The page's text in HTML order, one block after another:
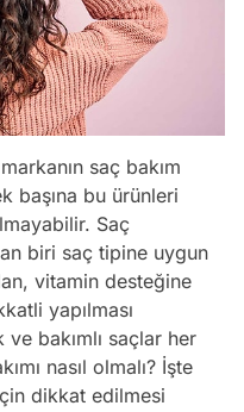
saç bakım
başına bu ürünleri
Saç
biri saç tipine uygun
vitamin desteğine
yapılması
bakımlı saçlar her
nasıl olmalı? İşte
için dikkat edilmesi